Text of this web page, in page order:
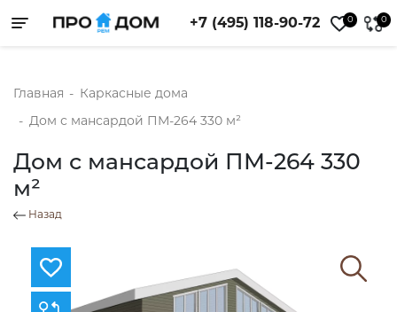
Toggle navigation +7 (495) 118-90-72 0 0
Главная - Каркасные дома
- Дом с мансардой ПМ-264 330 м²
Дом с мансардой ПМ-264 330
м²
Назад